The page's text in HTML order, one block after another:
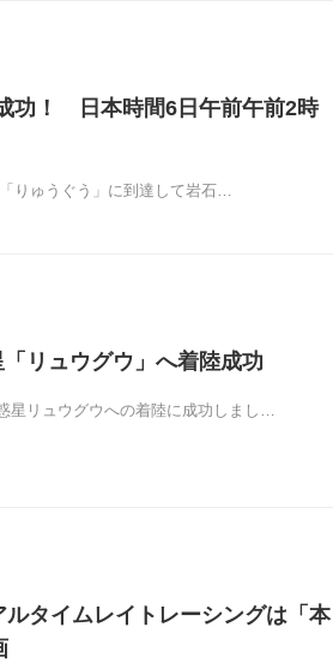
功！ 日本時間6日午前午前2時
りゅうぐう」に到達して岩石…
リュウグウ」へ着陸成功
星リュウグウへの着陸に成功しまし…
タイムレイトレーシングは「本